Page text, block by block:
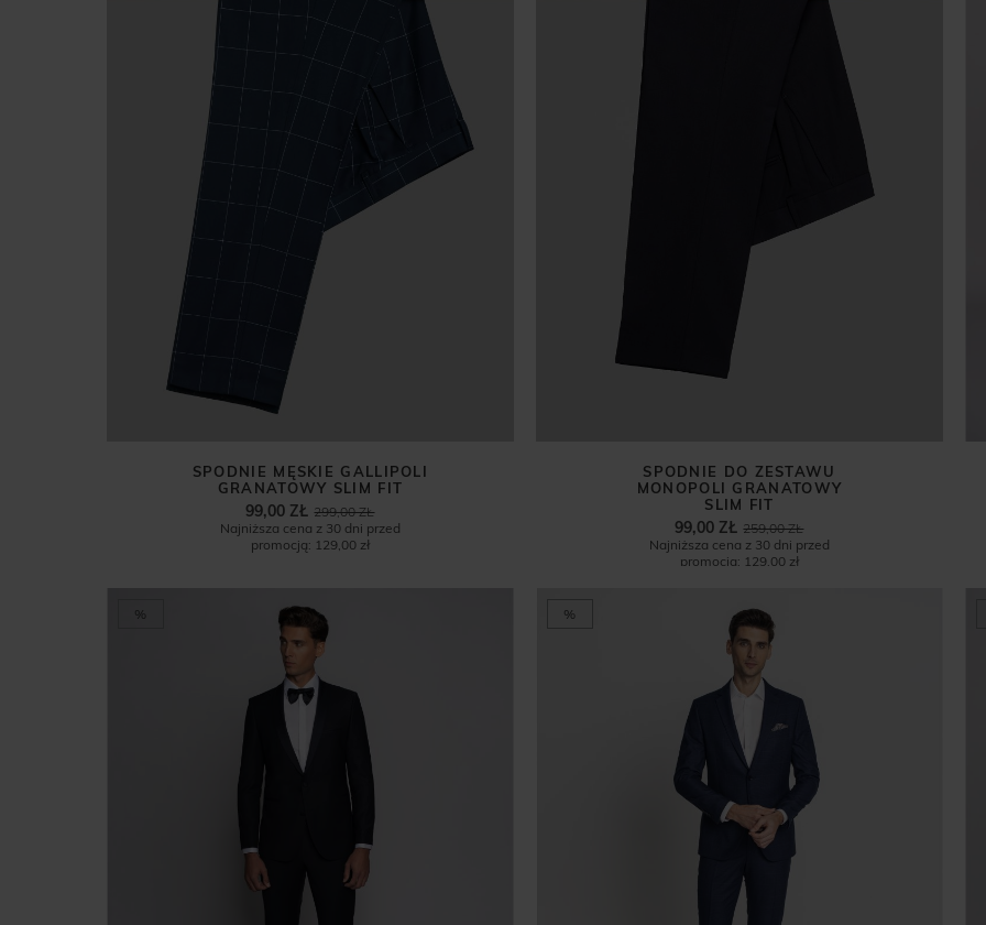
SPODNIE MĘSKIE GALLIPOLI
GRANATOWY SLIM FIT
299,00 ZŁ
99,00 ZŁ
Najniższa cena z 30 dni przed
promocją: 129,00 zł
SPODNIE DO ZESTAWU
MONOPOLI GRANATOWY
SLIM FIT
259,00 ZŁ
99,00 ZŁ
Najniższa cena z 30 dni przed
promocją: 129,00 zł
% %